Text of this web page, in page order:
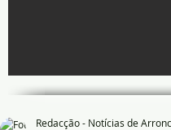
Redacção - Notícias de